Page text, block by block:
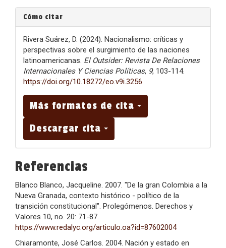
Cómo citar
Rivera Suárez, D. (2024). Nacionalismo: críticas y
perspectivas sobre el surgimiento de las naciones
latinoamericanas. El Outsider: Revista De Relaciones
Internacionales Y Ciencias Políticas, 9, 103-114.
https://doi.org/10.18272/eo.v9i.3256
Más formatos de cita
Descargar cita
Referencias
Blanco Blanco, Jacqueline. 2007. "De la gran Colombia a la
Nueva Granada, contexto histórico - político de la
transición constitucional". Prolegómenos. Derechos y
Valores 10, no. 20: 71-87.
https://www.redalyc.org/articulo.oa?id=87602004
Chiaramonte, José Carlos. 2004. Nación y estado en